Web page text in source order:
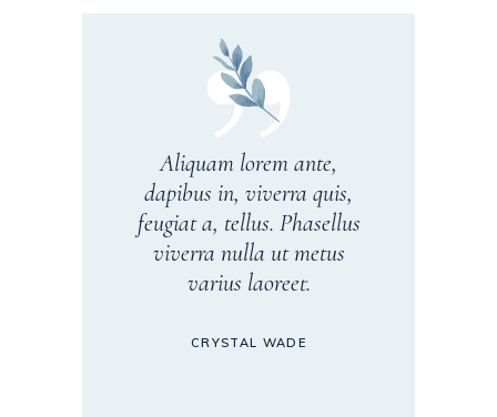
Aliquam lorem ante,
dapibus in, viverra quis,
feugiat a, tellus. Phasellus
viverra nulla ut metus
varius laoreet.
CRYSTAL WADE